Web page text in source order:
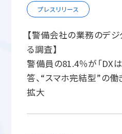
プレスリリース
【警備会社の業務のデ
る調査】
警備員の81.4％が「DX
答、“スマホ完結型”の
拡大